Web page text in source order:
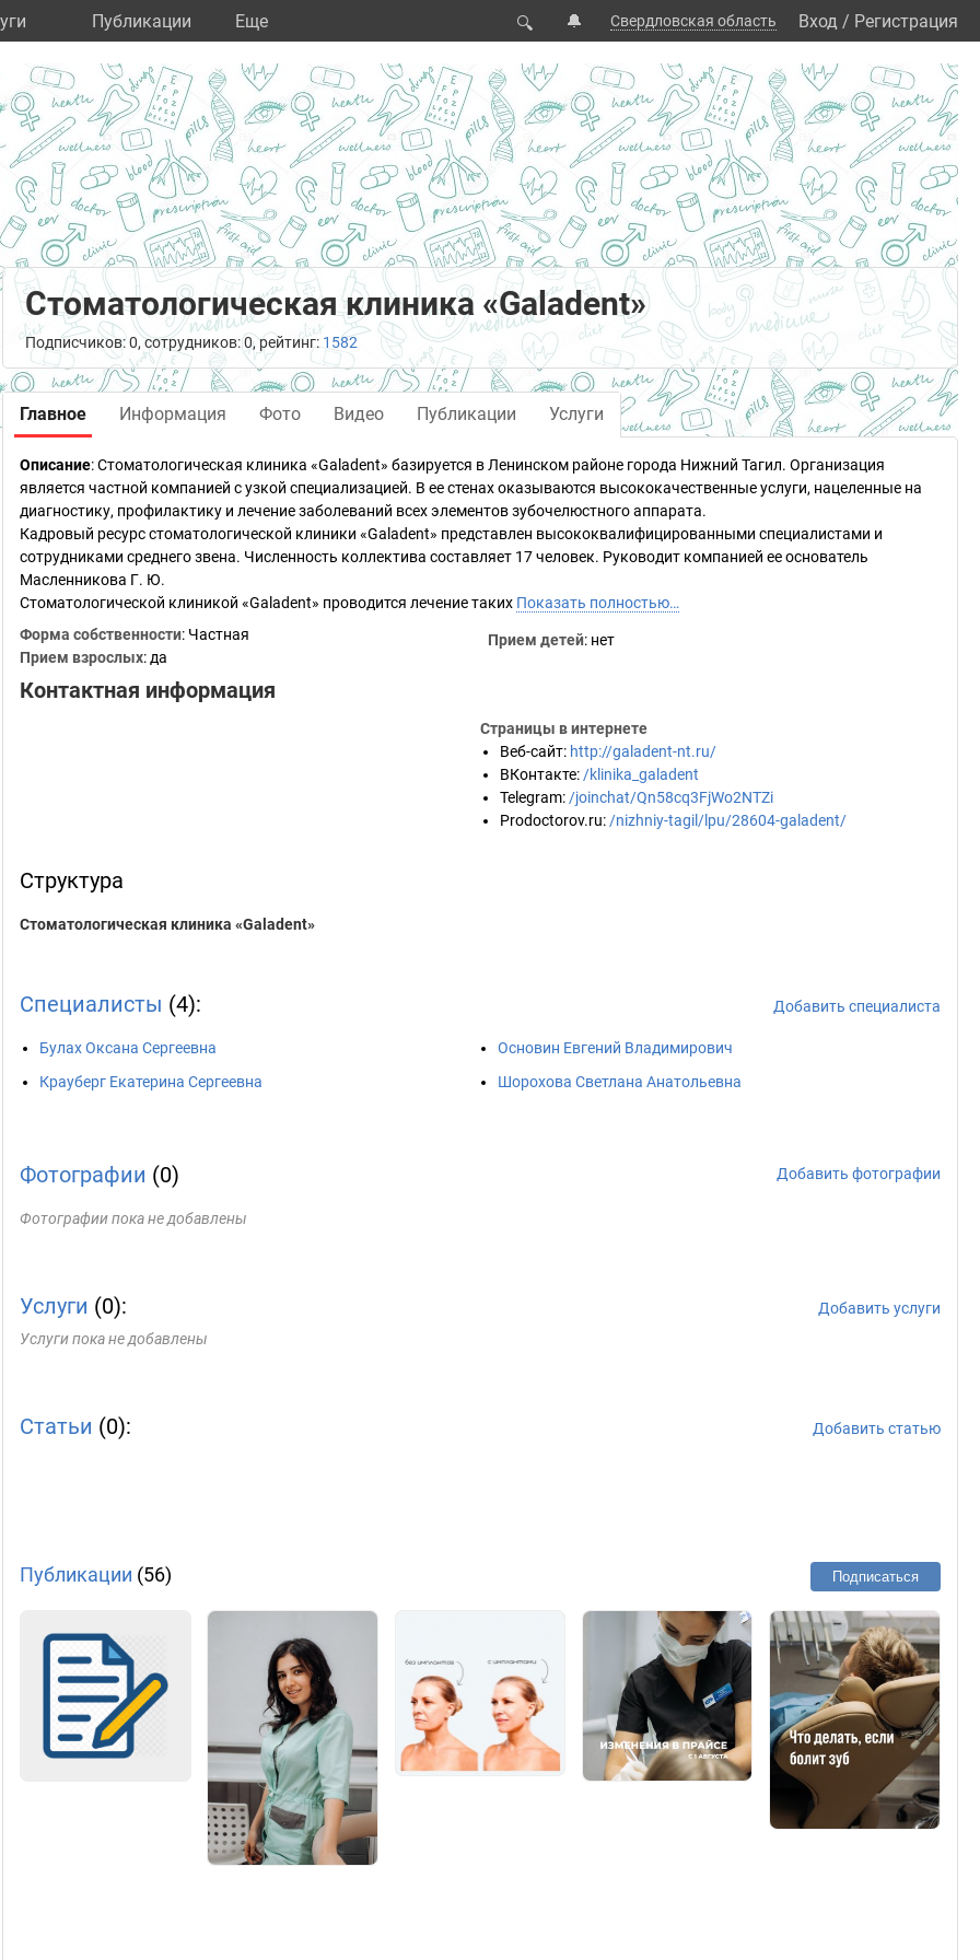
Публикации Eще 🔍 🔔 Свердловская область Вход / Регистрация
Стоматологическая клиника «Galadent»
Подписчиков: 0, сотрудников: 0, рейтинг: 1582
Главное Информация Фото Видео Публикации Услуги
Описание: Стоматологическая клиника «Galadent» базируется в Ленинском районе города Нижний Тагил. Организация
является частной компанией с узкой специализацией. В ее стенах оказываются высококачественные услуги, нацеленные на
диагностику, профилактику и лечение заболеваний всех элементов зубочелюстного аппарата.
Кадровый ресурс стоматологической клиники «Galadent» представлен высококвалифицированными специалистами и
сотрудниками среднего звена. Численность коллектива составляет 17 человек. Руководит компанией ее основатель
Масленникова Г. Ю.
Стоматологической клиникой «Galadent» проводится лечение таких Показать полностью…
Форма собственности: Частная
Прием взрослых: да
Прием детей: нет
Контактная информация
Страницы в интернете
Веб-сайт: http://galadent-nt.ru/
ВКонтакте: /klinika_galadent
Telegram: /joinchat/Qn58cq3FjWo2NTZi
Prodoctorov.ru: /nizhniy-tagil/lpu/28604-galadent/
Структура
Стоматологическая клиника «Galadent»
Специалисты (4): Добавить специалиста
Булах Оксана Сергеевна
Крауберг Екатерина Сергеевна
Основин Евгений Владимирович
Шорохова Светлана Анатольевна
Фотографии (0) Добавить фотографии
Фотографии пока не добавлены
Услуги (0):
Добавить услуги
Услуги пока не добавлены
Статьи (0): Добавить статью
Публикации (56) Подписаться